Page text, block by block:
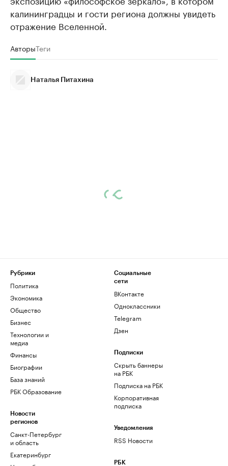
калининградцы и гости региона должны увидеть
отражение Вселенной.
АвторыТеги
Наталья Питахина
Рубрики
Политика
Экономика
Общество
Бизнес
Технологии и
медиа
Финансы
Биографии
База знаний
РБК Образование
Новости
регионов
Санкт-Петербург
и область
Екатеринбург
Социальные
сети
ВКонтакте
Одноклассники
Telegram
Дзен
Подписки
Скрыть баннеры
на РБК
Подписка на РБК
Корпоративная
подписка
Уведомления
RSS Новости
РБК